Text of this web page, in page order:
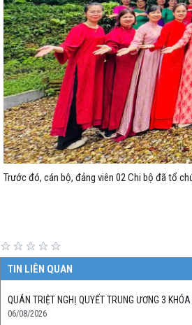
Trước đó, cán bộ, đảng viên 02 Chi bộ đã tổ
TIN LIÊN QUAN
QUÁN TRIỆT NGHỊ QUYẾT TRUNG ƯƠNG 3
06/08/2026